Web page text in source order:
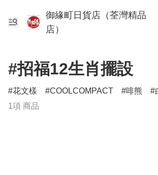
御緣町日貨店（荃灣精品
店）
#招福12生肖擺設
花文樣 COOLCOMPACT 啡熊
1項 商品